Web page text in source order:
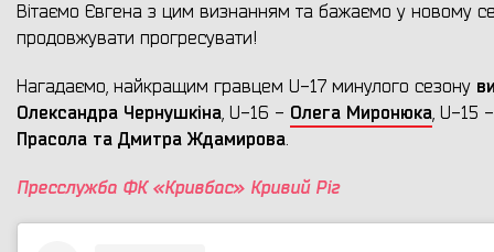
Вітаємо Євгена з цим визнанням та бажаємо у новому
продовжувати прогресувати!
Нагадаємо, найкращим гравцем U-17 минулого сезону
Олександра Чернушкіна, U-16 - Олега Миронюка, U-15
Прасола та Дмитра Ждамирова.
Пресслужба ФК «Кривбас» Кривий Ріг